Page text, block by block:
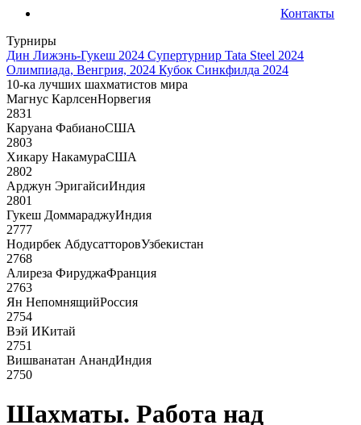
Контакты
Турниры
Дин Лижэнь-Гукеш 2024 Супертурнир Tata Steel 2024
Олимпиада, Венгрия, 2024 Кубок Синкфилда 2024
10-ка лучших шахматистов мира
Магнус КарлсенНорвегия
2831
Каруана ФабианоСША
2803
Хикару НакамураСША
2802
Арджун ЭригайсиИндия
2801
Гукеш ДоммараджуИндия
2777
Нодирбек АбдусатторовУзбекистан
2768
Алиреза ФируджаФранция
2763
Ян НепомнящийРоссия
2754
Вэй ИКитай
2751
Вишванатан АнандИндия
2750
Шахматы. Работа над